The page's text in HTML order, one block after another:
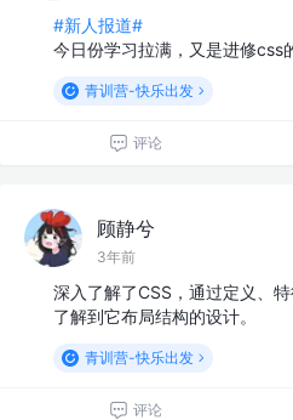
#新人报道#
今日份学习拉满，又是进修css
青训营-快乐出发
评论
顾静兮
3年前
深入了解了CSS，通过定义、
了解到它布局结构的设计。
青训营-快乐出发
评论